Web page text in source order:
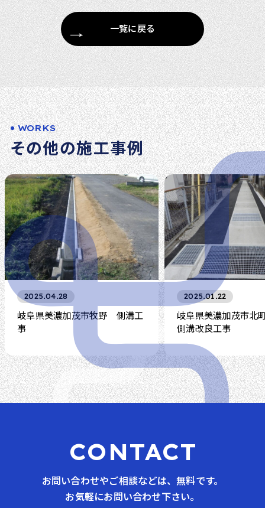
一覧に戻る
WORKS
その他の施工事例
2025.04.28
岐阜県美濃加茂市牧野 側溝工
事
2025.01.22
岐阜県美濃加茂市
側溝改良工事
CONTACT
お問い合わせやご相談などは、無料です。
お気軽にお問い合わせ下さい。